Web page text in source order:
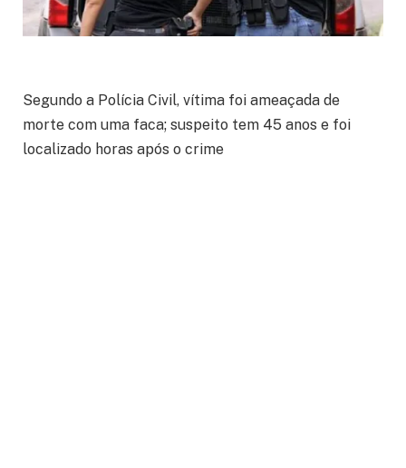
Segundo a Polícia Civil, vítima foi ameaçada de
morte com uma faca; suspeito tem 45 anos e foi
localizado horas após o crime